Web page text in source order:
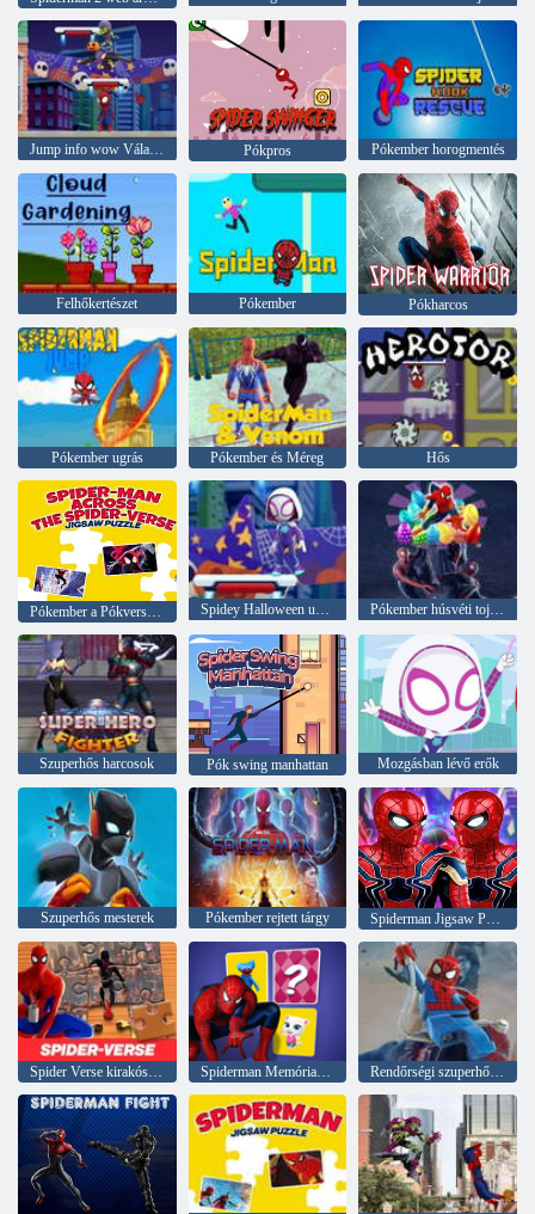
Jump info wow Válassz egy játékot Pókpros Pókember horogmentés
Felhőkertészet Pókember Pókharcos
Pókember ugrás Pókember és Méreg Hős
Spidey Halloween ugrás Pókember húsvéti tojás játékok
Szuperhős harcosok Pók swing manhattan Mozgásban lévő erők
Szuperhős mesterek Pókember rejtett tárgy Spiderman Jigsaw Puzzle gyűjtemény
Spiderman Memóriakártya Match